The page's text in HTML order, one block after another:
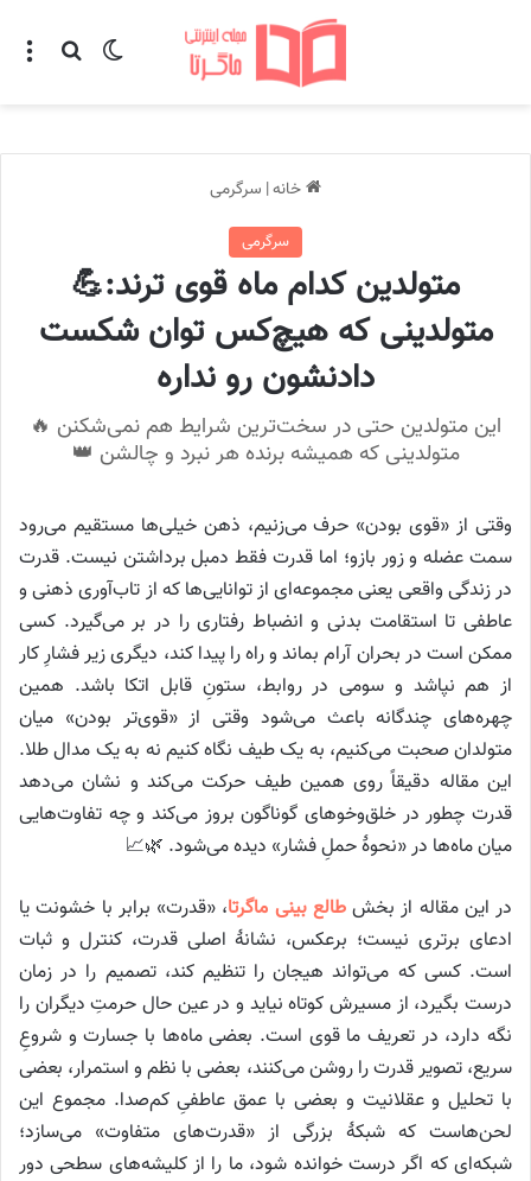
تغییر پوسته
خانه| سرگرمی
سرگرمی
متولدین کدام ماه قوی ترند:💪
متولدینی که هیچ‌کس توان شکست
دادنشون رو نداره
این متولدین حتی در سخت‌ترین شرایط هم نمی‌شکنن 🔥
متولدینی که همیشه برنده هر نبرد و چالشن 👑
وقتی از «قوی بودن» حرف می‌زنیم، ذهن خیلی‌ها مستقیم می‌رود
سمت عضله و زور بازو؛ اما قدرت فقط دمبل برداشتن نیست. قدرت
در زندگی واقعی یعنی مجموعه‌ای از توانایی‌ها که از تاب‌آوری ذهنی و
عاطفی تا استقامت بدنی و انضباط رفتاری را در بر می‌گیرد. کسی
ممکن است در بحران آرام بماند و راه را پیدا کند، دیگری زیر فشارِ کار
از هم نپاشد و سومی در روابط، ستونِ قابل اتکا باشد. همین
چهره‌های چندگانه باعث می‌شود وقتی از «قوی‌تر بودن» میان
متولدان صحبت می‌کنیم، به یک طیف نگاه کنیم نه به یک مدال طلا.
این مقاله دقیقاً روی همین طیف حرکت می‌کند و نشان می‌دهد
قدرت چطور در خلق‌وخوهای گوناگون بروز می‌کند و چه تفاوت‌هایی
میان ماه‌ها در «نحوهٔ حملِ فشار» دیده می‌شود. 🌿📈
در این مقاله از بخشطالع بینی ماگرتا، «قدرت» برابر با خشونت یا
ادعای برتری نیست؛ برعکس، نشانهٔ اصلی قدرت، کنترل و ثبات
است. کسی که می‌تواند هیجان را تنظیم کند، تصمیم را در زمان
درست بگیرد، از مسیرش کوتاه نیاید و در عین حال حرمتِ دیگران را
نگه دارد، در تعریف ما قوی است. بعضی ماه‌ها با جسارت و شروعِ
سریع، تصویر قدرت را روشن می‌کنند، بعضی با نظم و استمرار، بعضی
با تحلیل و عقلانیت و بعضی با عمق عاطفیِ کم‌صدا. مجموع این
لحن‌هاست که شبکهٔ بزرگی از «قدرت‌های متفاوت» می‌سازد؛
شبکه‌ای که اگر درست خوانده شود، ما را از کلیشه‌های سطحی دور